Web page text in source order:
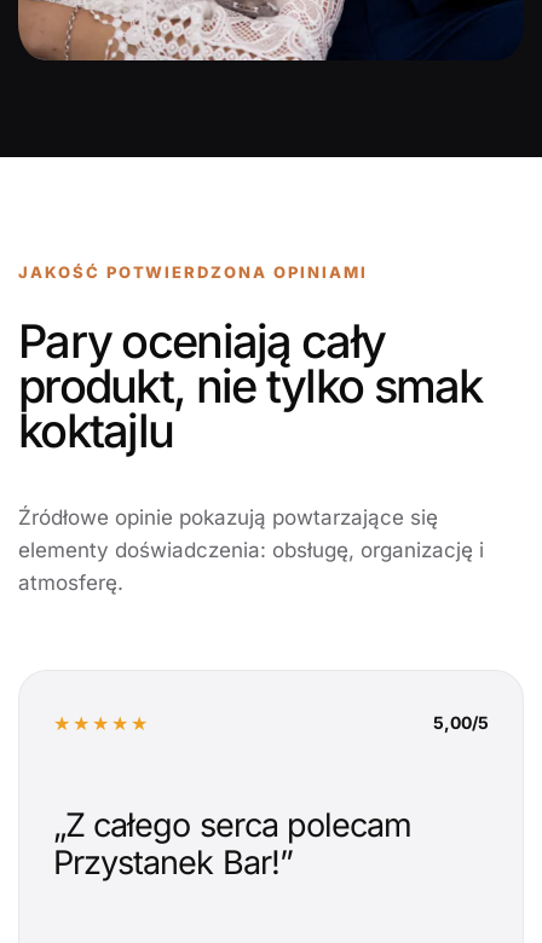
JAKOŚĆ POTWIERDZONA OPINIAMI
Pary oceniają cały
produkt, nie tylko smak
koktajlu
Źródłowe opinie pokazują powtarzające się
elementy doświadczenia: obsługę, organizację i
atmosferę.
★★★★★ 5,00/5
„Z całego serca polecam
Przystanek Bar!”